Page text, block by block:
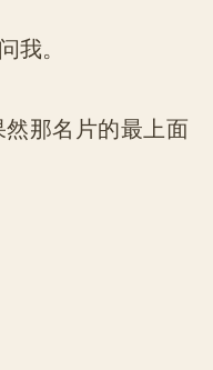
。
那名片的最上面